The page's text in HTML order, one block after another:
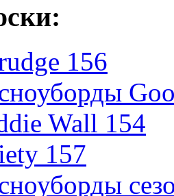
156
Wall 154
157